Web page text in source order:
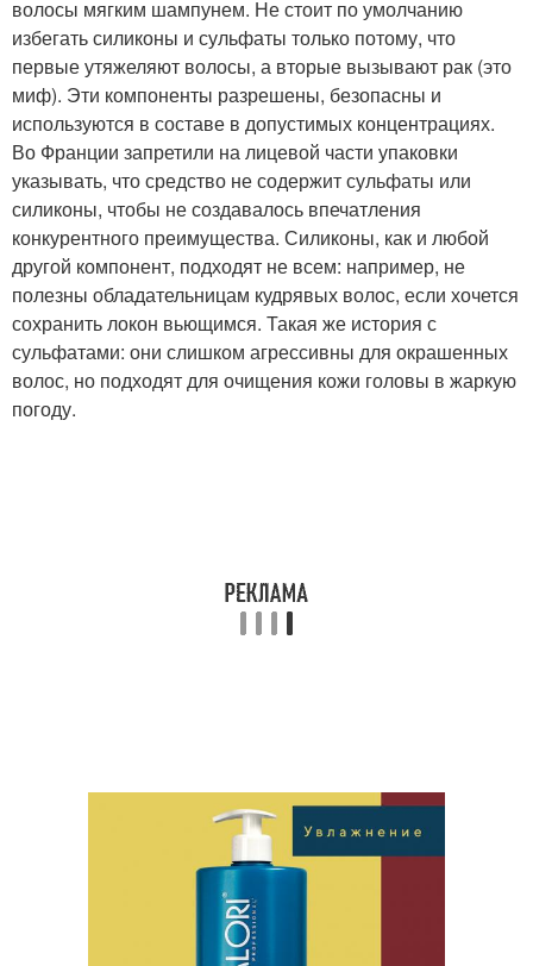
волосы мягким шампунем. Не стоит по умолчанию
избегать силиконы и сульфаты только потому, что
первые утяжеляют волосы, а вторые вызывают рак (это
миф). Эти компоненты разрешены, безопасны и
используются в составе в допустимых концентрациях.
Во Франции запретили на лицевой части упаковки
указывать, что средство не содержит сульфаты или
силиконы, чтобы не создавалось впечатления
конкурентного преимущества. Силиконы, как и любой
другой компонент, подходят не всем: например, не
полезны обладательницам кудрявых волос, если хочется
сохранить локон вьющимся. Такая же история с
сульфатами: они слишком агрессивны для окрашенных
волос, но подходят для очищения кожи головы в жаркую
погоду.